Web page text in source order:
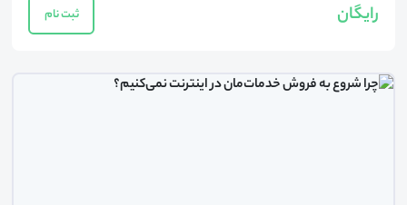
رایگان ثبت نام